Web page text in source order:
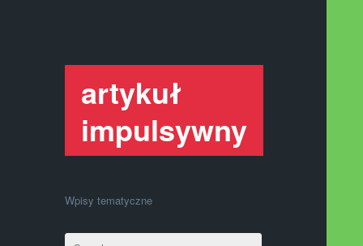
artykuł
impulsywny
Wpisy tematyczne